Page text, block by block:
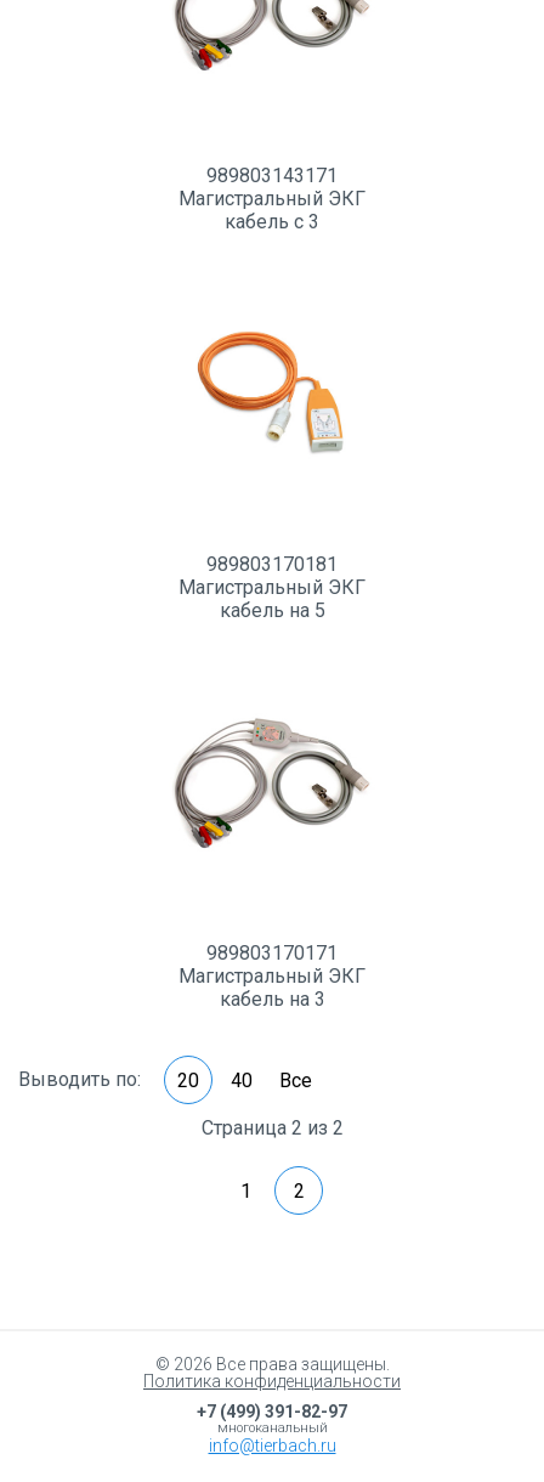
989803143171
Магистральный ЭКГ
кабель c 3
989803170181
Магистральный ЭКГ
кабель на 5
989803170171
Магистральный ЭКГ
кабель на 3
Выводить по: 20 40 Все
Страница 2 из 2
1 2
© 2026 Все права защищены.
Политика конфиденциальности
+7 (499) 391-82-97
многоканальный
info@tierbach.ru